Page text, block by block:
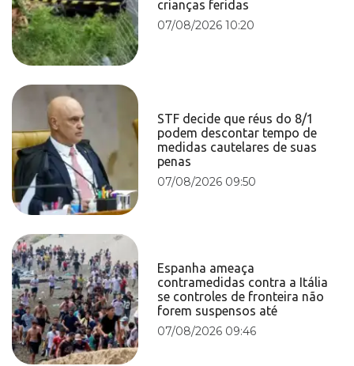
crianças feridas
07/08/2026 10:20
STF decide que réus do 8/1
podem descontar tempo de
medidas cautelares de suas
penas
07/08/2026 09:50
Espanha ameaça
contramedidas contra a Itália
se controles de fronteira não
forem suspensos até
07/08/2026 09:46